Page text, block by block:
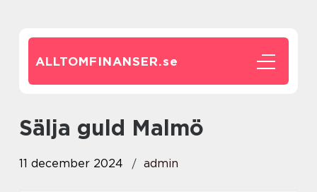
ALLTOMFINANSER.se
Sälja guld Malmö
11 december 2024 admin